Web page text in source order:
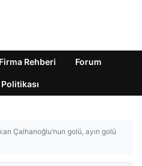
Firma Rehberi Forum
Çalhanoğlu’nun golü, ayın golü